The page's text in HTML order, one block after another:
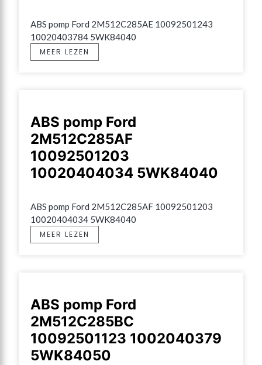
ABS pomp Ford 2M512C285AE 10092501243
10020403784 5WK84040
MEER LEZEN
ABS pomp Ford
2M512C285AF
10092501203
10020404034 5WK84040
ABS pomp Ford 2M512C285AF 10092501203
10020404034 5WK84040
MEER LEZEN
ABS pomp Ford
2M512C285BC
10092501123 1002040379
5WK84050